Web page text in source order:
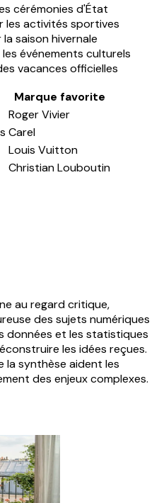
cérémonies d'État
les activités sportives
saison hivernale
événements culturels
vacances officielles
Marque favorite
Roger Vivier
Carel
Louis Vuitton
Christian Louboutin
au regard critique,
des sujets numériques
données et les statistiques
les idées reçues.
la synthèse aident les
des enjeux complexes.